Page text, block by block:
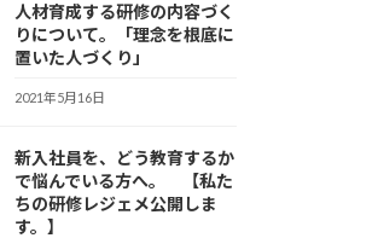
人材育成する研修の内容づく
りについて。「理念を根底に
置いた人づくり」
2021年5月16日
新入社員を、どう教育するか
で悩んでいる方へ。 【私た
ちの研修レジェメ公開しま
す。】